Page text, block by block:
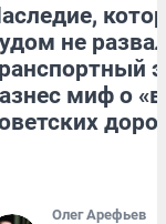
не
миф о
Олег Арефьев